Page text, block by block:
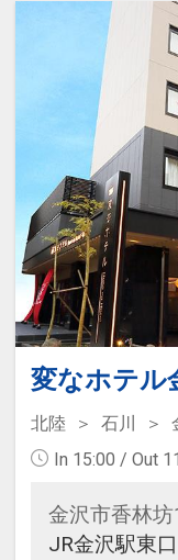
変なホテ
北陸 石川
In 15:00 / Out
金沢市香林
JR金沢駅東